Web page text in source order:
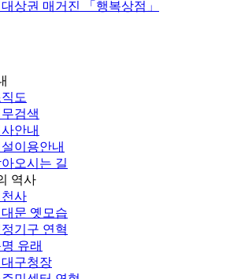
상권 매거진 「행복상점」
도
검색
안내
이용안내
오시는 길
역사
사
문 옛모습
기구 연혁
유래
대구청장